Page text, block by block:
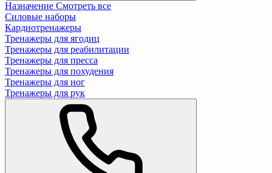
Назначение Смотреть все
Силовые наборы
Кардиотренажеры
Тренажеры для ягодиц
Тренажеры для реабилитации
Тренажеры для пресса
Тренажеры для похудения
Тренажеры для ног
Тренажеры для рук